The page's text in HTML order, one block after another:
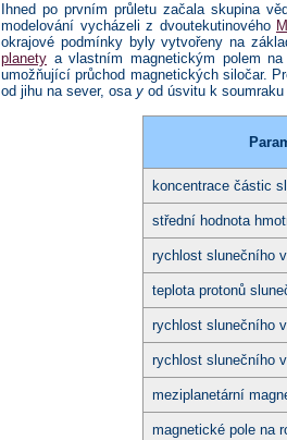
Ihned po prvním průletu začala skupina
modelování vycházeli z dvoutekutinového
okrajové podmínky byly vytvořeny na
planety a vlastním magnetickým polem
umožňující průchod magnetických siločar.
od jihu na sever, osa y od úsvitu k
koncentrace částic
střední hodnota
rychlost slunečního
teplota protonů
rychlost slunečního
rychlost slunečního
meziplanetární
magnetické pole na